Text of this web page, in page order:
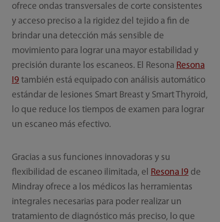
ofrece ondas transversales de corte consistentes
y acceso preciso a la rigidez del tejido a fin de
brindar una detección más sensible de
movimiento para lograr una mayor estabilidad y
precisión durante los escaneos. El Resona Resona
I9 también está equipado con análisis automático
estándar de lesiones Smart Breast y Smart Thyroid,
lo que reduce los tiempos de examen para lograr
un escaneo más efectivo.
Gracias a sus funciones innovadoras y su
flexibilidad de escaneo ilimitada, el
Resona I9 de
Mindray ofrece a los médicos las herramientas
integrales necesarias para poder realizar un
tratamiento de diagnóstico más preciso, lo que